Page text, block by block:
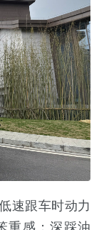
速跟车时动力
重感；深踩油